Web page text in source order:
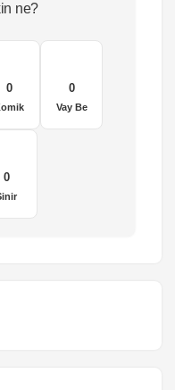
ne?
0 0
Vay Be
0